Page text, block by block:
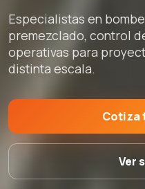
Especialistas en
premezclado, control
operativas para
distinta escala.
Cotiza
Ver